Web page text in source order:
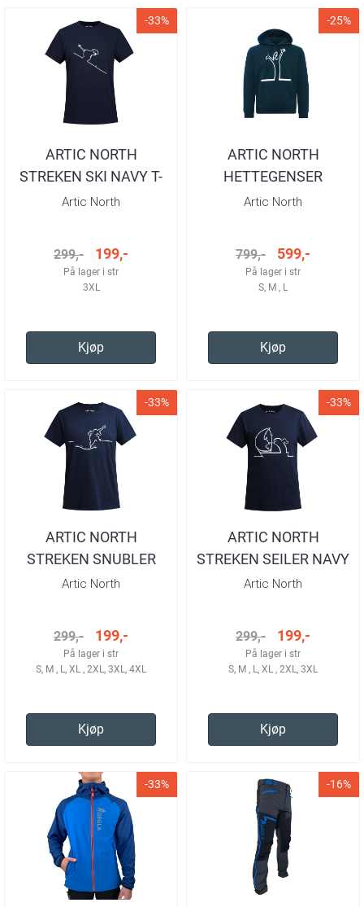
-33%
ARTIC NORTH
STREKEN SKI NAVY T-
SKJORTE HERRE
Artic North
299,- 199,-
På lager i str
3XL
Kjøp
-25%
ARTIC NORTH
HETTEGENSER
STREKEN NAVY HERRE
Artic North
799,- 599,-
På lager i str
S, M , L
Kjøp
-33%
ARTIC NORTH
STREKEN SNUBLER
NAVY T-SKJORTE
Artic North
299,- 199,-
På lager i str
S, M , L, XL , 2XL, 3XL, 4XL
Kjøp
-33%
ARTIC NORTH
STREKEN SEILER NAVY
T-SKJORTE HERRE
Artic North
299,- 199,-
På lager i str
S, M , L, XL , 2XL, 3XL
Kjøp
-33% -16%